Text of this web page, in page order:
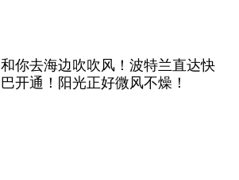
和你去海边吹吹风！波特兰直达快
巴开通！阳光正好微风不燥！